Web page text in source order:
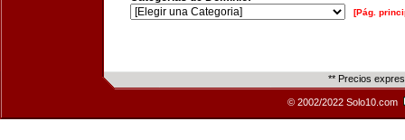
[Pág.
** Precios
© 2002/2022 Solo10.com